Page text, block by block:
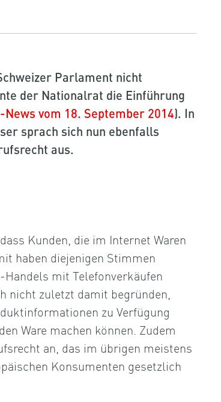
Parlament nicht
der Nationalrat die Einführung
News vom 18. September 2014). In
sprach sich nun ebenfalls
aus.
Kunden, die im Internet Waren
haben diejenigen Stimmen
mit Telefonverkäufen
nicht zuletzt damit begründen,
zu Verfügung
Ware machen können. Zudem
an, das im übrigen meistens
Konsumenten gesetzlich